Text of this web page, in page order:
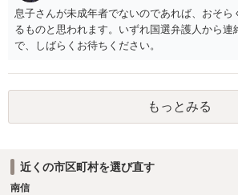
息子さんが未成年者でないのであれば、おそら
るものと思われます。いずれ国選弁護人から連
で、しばらくお待ちください。
もっとみる
近くの市区町村を選び直す
南信